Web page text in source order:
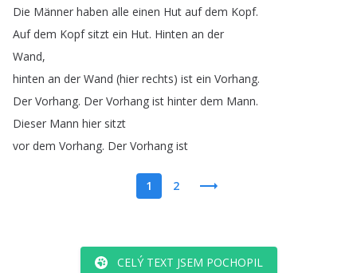
Die Männer haben alle einen Hut auf dem Kopf.
Auf dem Kopf sitzt ein Hut. Hinten an der
Wand,
hinten an der Wand (hier rechts) ist ein Vorhang.
Der Vorhang. Der Vorhang ist hinter dem Mann.
Dieser Mann hier sitzt
vor dem Vorhang. Der Vorhang ist
1 2
CELÝ TEXT JSEM POCHOPIL